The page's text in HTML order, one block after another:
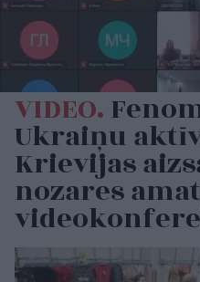
VIDEO.
Ukraiņu
Krievijas
nozares